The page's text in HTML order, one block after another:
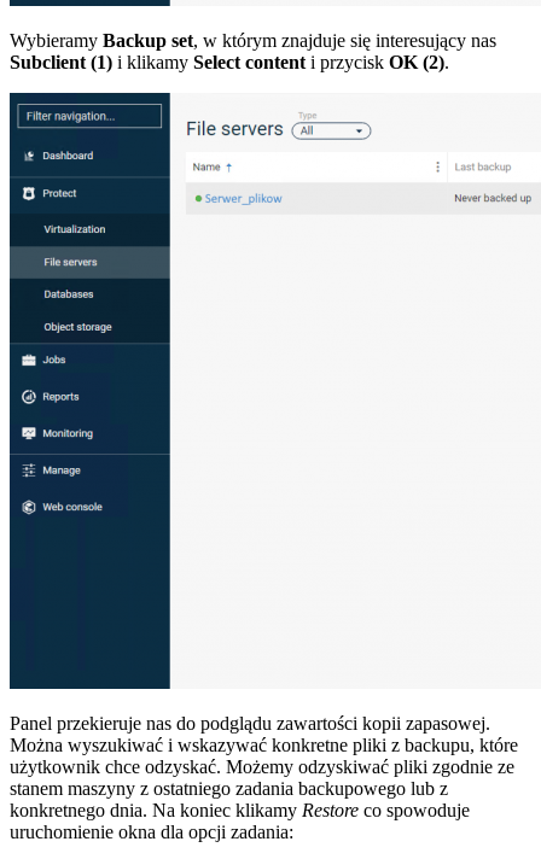
Wybieramy Backup set, w którym znajduje się interesujący nas
Subclient (1) i klikamy Select content i przycisk OK (2).
Panel przekieruje nas do podglądu zawartości kopii zapasowej.
Można wyszukiwać i wskazywać konkretne pliki z backupu, które
użytkownik chce odzyskać. Możemy odzyskiwać pliki zgodnie ze
stanem maszyny z ostatniego zadania backupowego lub z
konkretnego dnia. Na koniec klikamy Restore co spowoduje
uruchomienie okna dla opcji zadania: